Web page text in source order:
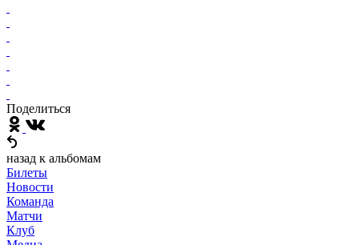
Поделиться
назад к альбомам
Билеты
Новости
Команда
Матчи
Клуб